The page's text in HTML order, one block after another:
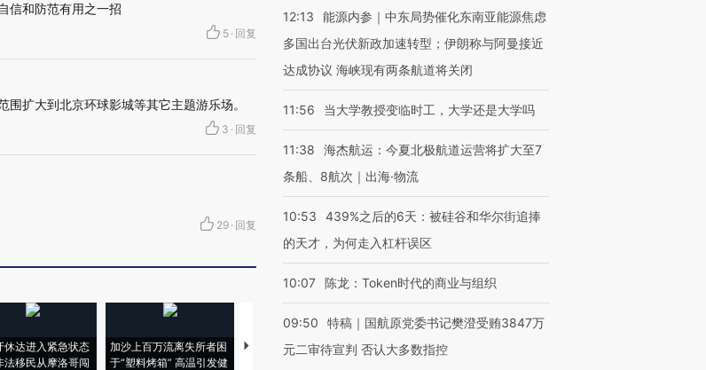
和防范有用之一招
5 · 回复
扩大到北京环球影城等其它主题游乐场。
3 · 回复
29 · 回复
休达进入紧急状态
法移民从摩洛哥闯
加沙上百万流离失所者困
于“塑料烤箱” 高温引发健
视线｜HYROX的吸金
马航飞行员跨国走私7万
12:13
能源内参｜中东局势催化东南亚能源焦虑
多国出台光伏新政加速转型；伊朗称与阿曼接近
达成协议 海峡现有两条航道将关闭
11:56 当大学教授变临时工，大学还是大学吗
11:38
海杰航运：今夏北极航道运营将扩大至7
条船、8航次｜出海·物流
10:53
439%之后的6天：被硅谷和华尔街追捧
的天才，为何走入杠杆误区
10:07 陈龙：Token时代的商业与组织
09:50
特稿｜国航原党委书记樊澄受贿3847万
元二审待宣判 否认大多数指控